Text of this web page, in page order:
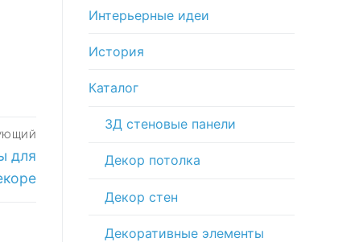
для
Интерьерные идеи
История
Каталог
3Д стеновые панели
Декор потолка
Декор стен
Декоративные элементы